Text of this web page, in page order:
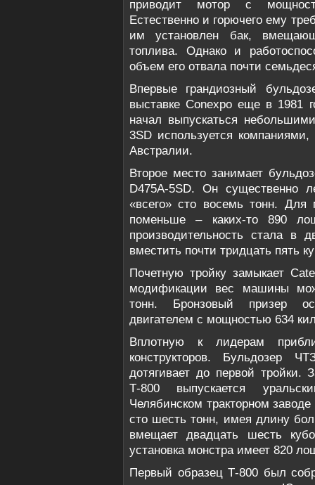
приводит мотор с
Естественно и горючего ему
им установлен бак,
топлива. Однако и
объем его отвала почти
Впервые грандиозный
выставке Conexpo еще в 1981
начал выпускаться
3SD используется
Австралии.
Второе место занимает
D475A-5SD. Он существенно
«всего» сто восемь тонн.
поменьше – каких-то 890
производительность стала в
вместить почти тридцать пять
Почетную тройку замыкает
модификации вес машины
тонн. Бронзовый призер
двигателем с мощностью 634
Вплотную к лидерам
конструкторов. Бульдозер
дотягивает до первой тройки.
Т-800 выпускается
Челябинском тракторном
сто шесть тонн, имея длину
вмещает двадцать шесть
установка монстра имеет 820
Первый образец Т-800 был